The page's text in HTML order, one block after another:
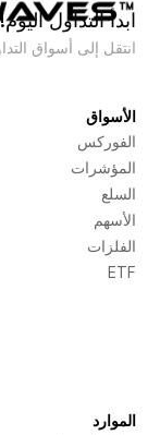
ابدأ التداول اليوم!
انتقل إلى أسواق
الأسواق
الفوركس
المؤشرات
السلع
الأسهم
الفلزات
ETF
الموارد